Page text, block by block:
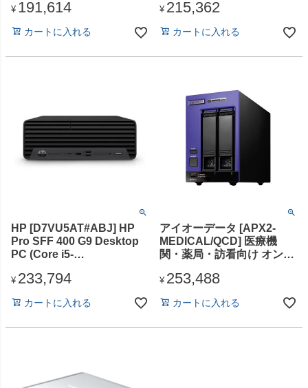
256GB/光学ドライブな
& Business 2024(DA版))
¥ 191,614
カートに入れる
スーパーマルチドライ
& Business 2024(DA版))
¥ 215,362
カートに入れる
HP [D7VU5AT#ABJ] HP
Pro SFF 400 G9 Desktop
PC (Core i5-
スーパーマルチドライ
& Business 2024(DA版))
¥ 233,794
カートに入れる
アイオーデータ [APX2-
MEDICAL/QCD] 医療機
関・薬局・訪看向け オンラ
Core i3-12100TE Quad
2.10GHz)/32GB/SSD:256G
¥ 253,488
カートに入れる